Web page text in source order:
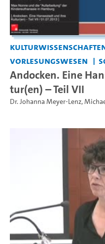
Vorlesungswesen
Andocken. Eine
tur(en) – Teil VII
Dr. Johanna Meyer-Lenz,